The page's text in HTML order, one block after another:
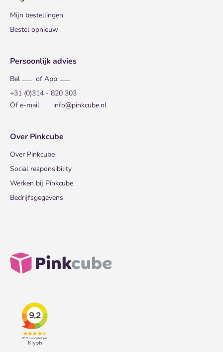
Mijn bestellingen
Bestel opnieuw
Persoonlijk advies
Bel
of App
+31 (0)314 - 820 303
Of e-mail
info@pinkcube.nl
Over Pinkcube
Over Pinkcube
Social responsibility
Werken bij Pinkcube
Bedrijfsgegevens